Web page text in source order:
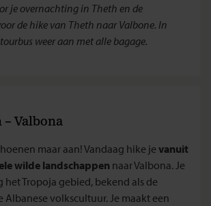
je overnachting in Theth en de
de hike van Theth naar Valbone. In
weer aan met alle bagage.
– Valbona
maar aan! Vandaag hike je vanuit
wilde landschappen naar Valbona. Je
het Tropoja gebied, bekend als de
Albanese volkscultuur. Je maakt een